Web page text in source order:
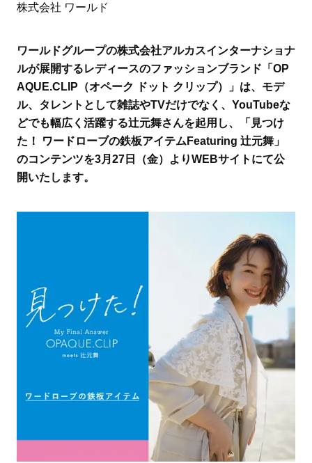
ママとパパに贈る「ジェンダーレ
株式会社 ワールド
ワールドグループの株式会社アルカスインターナショナ
ルが展開するレディースのファッションブランド「OP
AQUE.CLIP（オペーク ドット クリップ）」は、モデ
ル、タレントとして雑誌やTVだけでなく、YouTubeな
どでも幅広く活躍する辻元舞さんを起用し、「見つけ
た！ ワードローブの鉄板アイテムFeaturing 辻元舞」
のコンテンツを3月27日（金）よりWEBサイトにて公
開いたします。